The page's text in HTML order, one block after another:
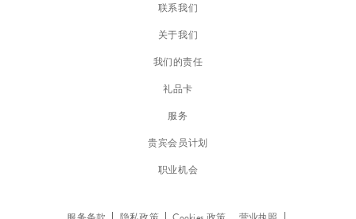
联系我们
关于我们
我们的责任
礼品卡
服务
贵宾会员计划
职业机会